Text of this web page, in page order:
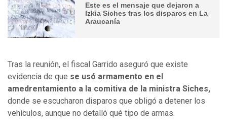
Este es el mensaje que dejaron a
Izkia Siches tras los disparos en La
Araucanía
Tras la reunión, el fiscal Garrido aseguró que existe
evidencia de que se usó armamento en el
amedrentamiento a la comitiva de la ministra Siches,
donde se escucharon disparos que obligó a detener los
vehículos, aunque no detalló qué tipo de armas.